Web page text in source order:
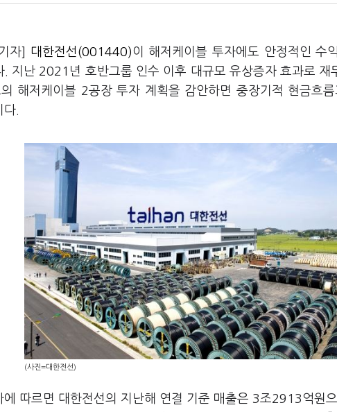
자] 대한전선(001440)이 해저케이블 투자에도 안정적인 수
. 지난 2021년 호반그룹 인수 이후 대규모 유상증자 효과로 재
해저케이블 2공장 투자 계획을 감안하면 중장기적 현금흐
.
(사진=대한전선)
에 따르면 대한전선의 지난해 연결 기준 매출은 3조2913억원